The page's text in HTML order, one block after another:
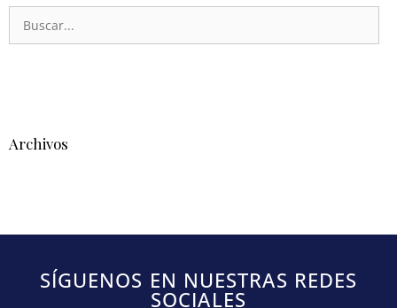
Archivos
SÍGUENOS EN NUESTRAS REDES
SOCIALES